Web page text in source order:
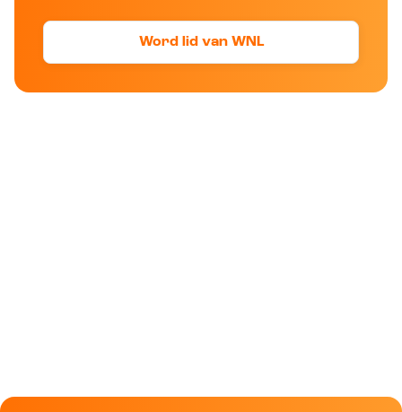
Word lid van WNL